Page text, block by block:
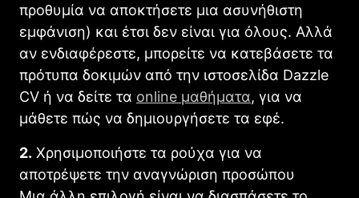
προθυμία να αποκτήσετε μια ασυνήθιστη
εμφάνιση) και έτσι δεν είναι για όλους. Αλλά
αν ενδιαφέρεστε, μπορείτε να κατεβάσετε τα
πρότυπα δοκιμών από την ιστοσελίδα Dazzle
CV ή να δείτε τα online μαθήματα, για να
μάθετε πώς να δημιουργήσετε τα εφέ.
2. Χρησιμοποιήστε τα ρούχα για να
αποτρέψετε την αναγνώριση προσώπου